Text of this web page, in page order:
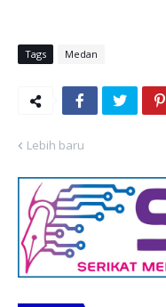
Tags Medan
Lebih baru